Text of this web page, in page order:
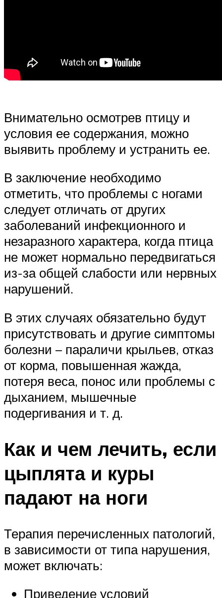
Внимательно осмотрев птицу и
условия ее содержания, можно
выявить проблему и устранить ее.
В заключение необходимо
отметить, что проблемы с ногами
следует отличать от других
заболеваний инфекционного и
незаразного характера, когда птица
не может нормально передвигаться
из-за общей слабости или нервных
нарушений.
В этих случаях обязательно будут
присутствовать и другие симптомы
болезни – параличи крыльев, отказ
от корма, повышенная жажда,
потеря веса, понос или проблемы с
дыханием, мышечные
подергивания и т. д.
Как и чем лечить, если
цыплята и куры
падают на ноги
Терапия перечисленных патологий,
в зависимости от типа нарушения,
может включать:
Приведение условий